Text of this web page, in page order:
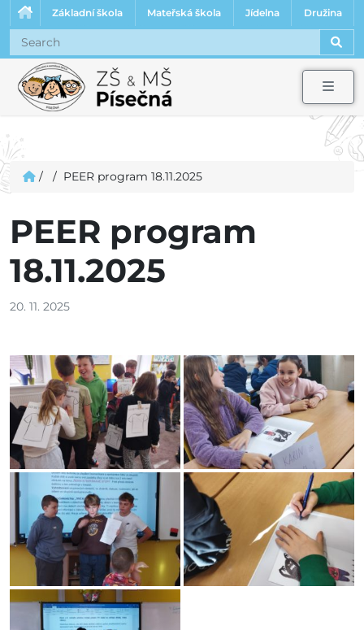
Základní škola Mateřská škola Jídelna Družina
/ / PEER program 18.11.2025
PEER program
18.11.2025
20. 11. 2025